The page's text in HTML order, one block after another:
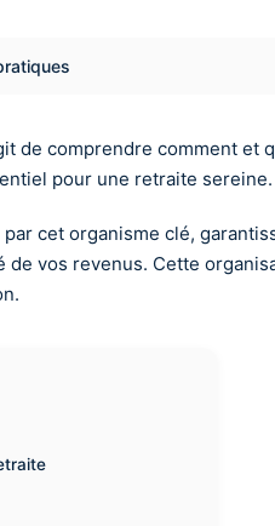
de comprendre comment
pour une retraite sereine.
cet organisme clé,
vos revenus. Cette